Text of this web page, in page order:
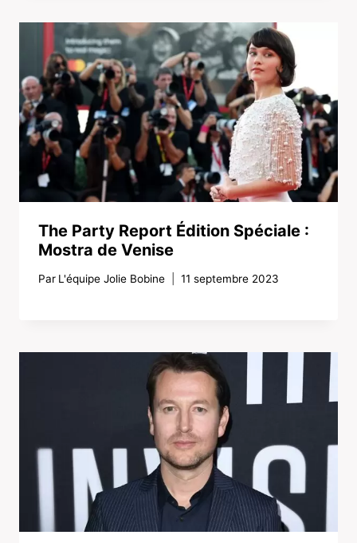
The Party Report Édition Spéciale :
Mostra de Venise
Par L'équipe Jolie Bobine 11 septembre 2023